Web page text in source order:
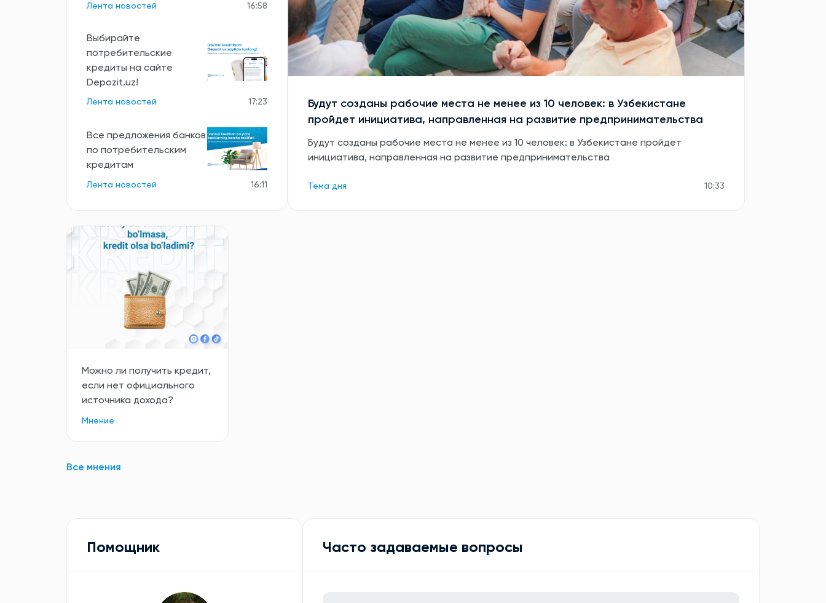
Лента новостей 16:58
Выбирайте
потребительские
кредиты на сайте
Depozit.uz!
Лента новостей 17:23
Все предложения банков
по потребительским
кредитам
Лента новостей 16:11
Все новости
Будут созданы рабочие места не менее из 10 человек: в Узбекистане
пройдет инициатива, направленная на развитие предпринимательства
Будут созданы рабочие места не менее из 10 человек: в Узбекистане пройдет
инициатива, направленная на развитие предпринимательства
Тема дня 10:33
Можно ли получить кредит,
если нет официального
источника дохода?
Мнение
Все мнения
Помощник Часто задаваемые вопросы